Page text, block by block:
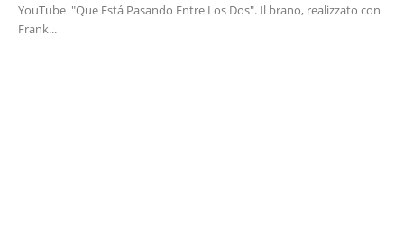
YouTube "Que Está Pasando Entre Los Dos". Il brano, realizzato con
Frank...